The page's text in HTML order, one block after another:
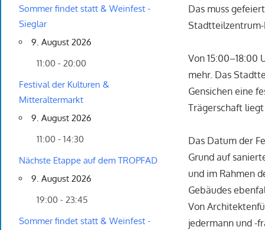
Das muss
Von 15:00–18:00
mehr. Das
Gensichen eine
Trägerschaft
Das Datum der
Grund auf
und im Rahmen
Gebäudes
Von
jedermann und -
Sommer findet statt & Weinfest -
Sieglar
9. August 2026
11:00 - 20:00
Festival der Kulturen &
Mitteraltermarkt
9. August 2026
11:00 - 14:30
Nächste Etappe auf dem TROPFAD
9. August 2026
19:00 - 23:45
Sommer findet statt & Weinfest -